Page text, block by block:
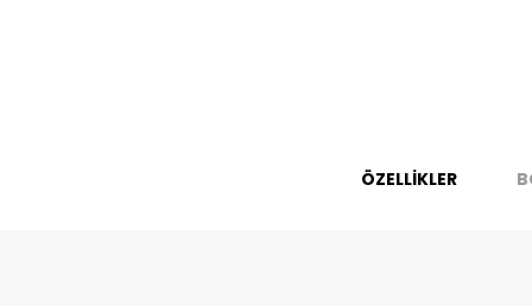
ÖZELLİKLER